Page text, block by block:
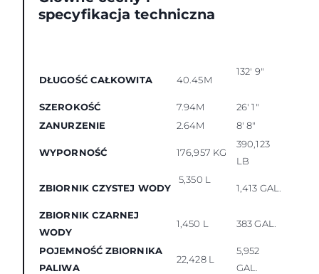
specyfikacja techniczna
DŁUGOŚĆ CAŁKOWITA 40.45M
132' 9"
SZEROKOŚĆ 7.94M
26' 1"
ZANURZENIE
2.64M 8' 8"
WYPORNOŚĆ 176,957 KG
390,123
LB
ZBIORNIK CZYSTEJ WODY
5,350 L
1,413 GAL.
ZBIORNIK CZARNEJ
WODY
1,450 L 383 GAL.
POJEMNOŚĆ ZBIORNIKA
PALIWA
22,428 L
5,952
GAL.